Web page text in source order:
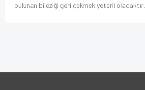
bulunan bileziği geri çekmek yeterli olacaktır.